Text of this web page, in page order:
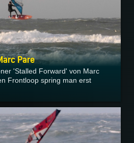
Pare
'Stalled Forward' von Marc
Frontloop spring man erst